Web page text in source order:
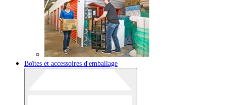
Boîtes et accessoires d'emballage